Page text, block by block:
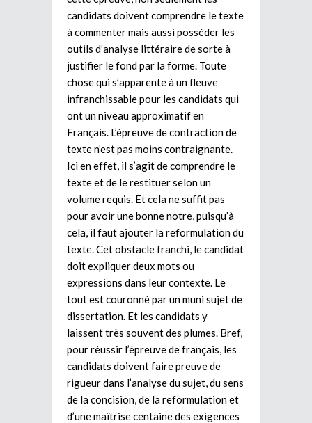
candidats doivent comprendre le texte
à commenter mais aussi posséder les
outils d’analyse littéraire de sorte à
justifier le fond par la forme. Toute
chose qui s’apparente à un fleuve
infranchissable pour les candidats qui
ont un niveau approximatif en
Français. L’épreuve de contraction de
texte n’est pas moins contraignante.
Ici en effet, il s’agit de comprendre le
texte et de le restituer selon un
volume requis. Et cela ne suffit pas
pour avoir une bonne notre, puisqu’à
cela, il faut ajouter la reformulation du
texte. Cet obstacle franchi, le candidat
doit expliquer deux mots ou
expressions dans leur contexte. Le
tout est couronné par un muni sujet de
dissertation. Et les candidats y
laissent très souvent des plumes. Bref,
pour réussir l’épreuve de français, les
candidats doivent faire preuve de
rigueur dans l’analyse du sujet, du sens
de la concision, de la reformulation et
d’une maîtrise centaine des exigences